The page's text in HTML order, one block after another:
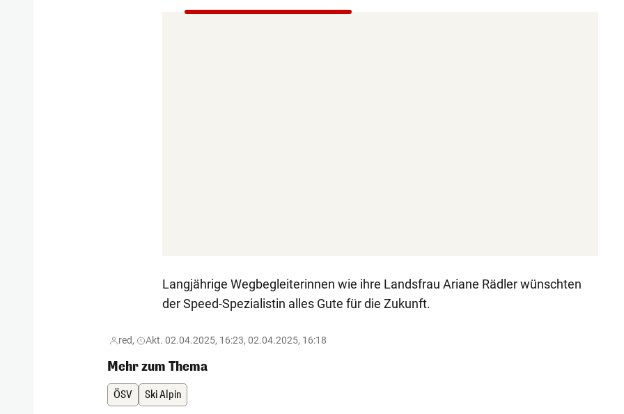
Langjährige Wegbegleiterinnen wie ihre Landsfrau Ariane Rädler wünschten
der Speed-Spezialistin alles Gute für die Zukunft.
red, Akt. 02.04.2025, 16:23, 02.04.2025, 16:18
Mehr zum Thema
ÖSV Ski Alpin